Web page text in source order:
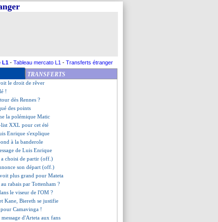
L1 - Tableau mercato L1 - Transferts étranger
TRANSFERTS
sa décision
les critiques
le droit de rêver
!
dès Rennes ?
des points
la polémique Matic
list XXL pour cet été
Enrique s'explique
à la banderole
de Luis Enrique
a choisi de partir (off.)
son départ (off.)
plus grand pour Mateta
au rabais par Tottenham ?
le viseur de l'OM ?
Kane, Biereth se justifie
Camavinga !
message d'Arteta aux fans